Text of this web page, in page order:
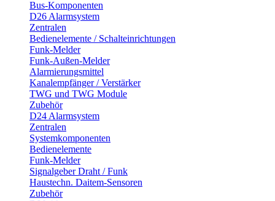
Bus-Komponenten
D26 Alarmsystem
Zentralen
Bedienelemente / Schalteinrichtungen
Funk-Melder
Funk-Außen-Melder
Alarmierungsmittel
Kanalempfänger / Verstärker
TWG und TWG Module
Zubehör
D24 Alarmsystem
Zentralen
Systemkomponenten
Bedienelemente
Funk-Melder
Signalgeber Draht / Funk
Haustechn. Daitem-Sensoren
Zubehör